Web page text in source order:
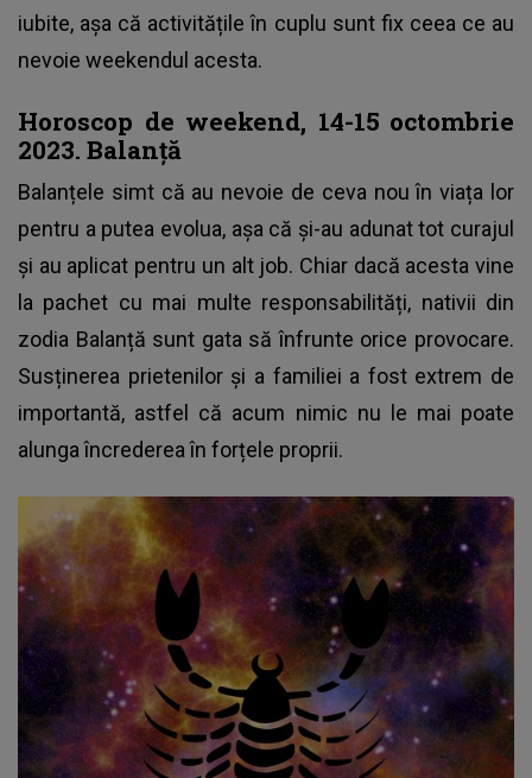
iubite, așa că activitățile în cuplu sunt fix ceea ce au
nevoie weekendul acesta.
Horoscop de weekend, 14-15 octombrie
2023. Balanță
Balanțele simt că au nevoie de ceva nou în viața lor
pentru a putea evolua, așa că și-au adunat tot curajul
și au aplicat pentru un alt job. Chiar dacă acesta vine
la pachet cu mai multe responsabilități, nativii din
zodia Balanță sunt gata să înfrunte orice provocare.
Susținerea prietenilor și a familiei a fost extrem de
importantă, astfel că acum nimic nu le mai poate
alunga încrederea în forțele proprii.